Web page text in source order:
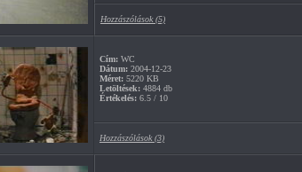
Hozzászólások (5)
Cím: WC
Dátum: 2004-12-23
Méret: 5220 KB
Letöltések: 4884 db
Értékelés: 6.5 / 10
Hozzászólások (3)